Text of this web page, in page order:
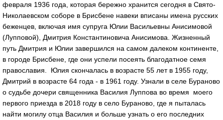
февраля 1936 года, которая бережно хранится сегодня в Свято-
Николаевском соборе в Брисбене навеки вписаны имена русских
беженцев, включая имя супруга Юлии Васильевны Анисимовой
(Лупповой), Дмитрия Константиновича Анисимова. Жизненный
путь Дмитрия и Юлии завершился на самом далеком континенте,
в городе Брисбене, где они успели посеять благодатное семя
православия. Юлия скончалась в возрасте 55 лет в 1955 году,
Дмитрий в возрасте 64 года - в 1961 году. Узнали в селе Бураново
о судьбе дочери священника Василия Луппова во время моего
первого приезда в 2018 году в село Бураново, где я пыталась
найти могилу отца Василия и больше узнать о его последних